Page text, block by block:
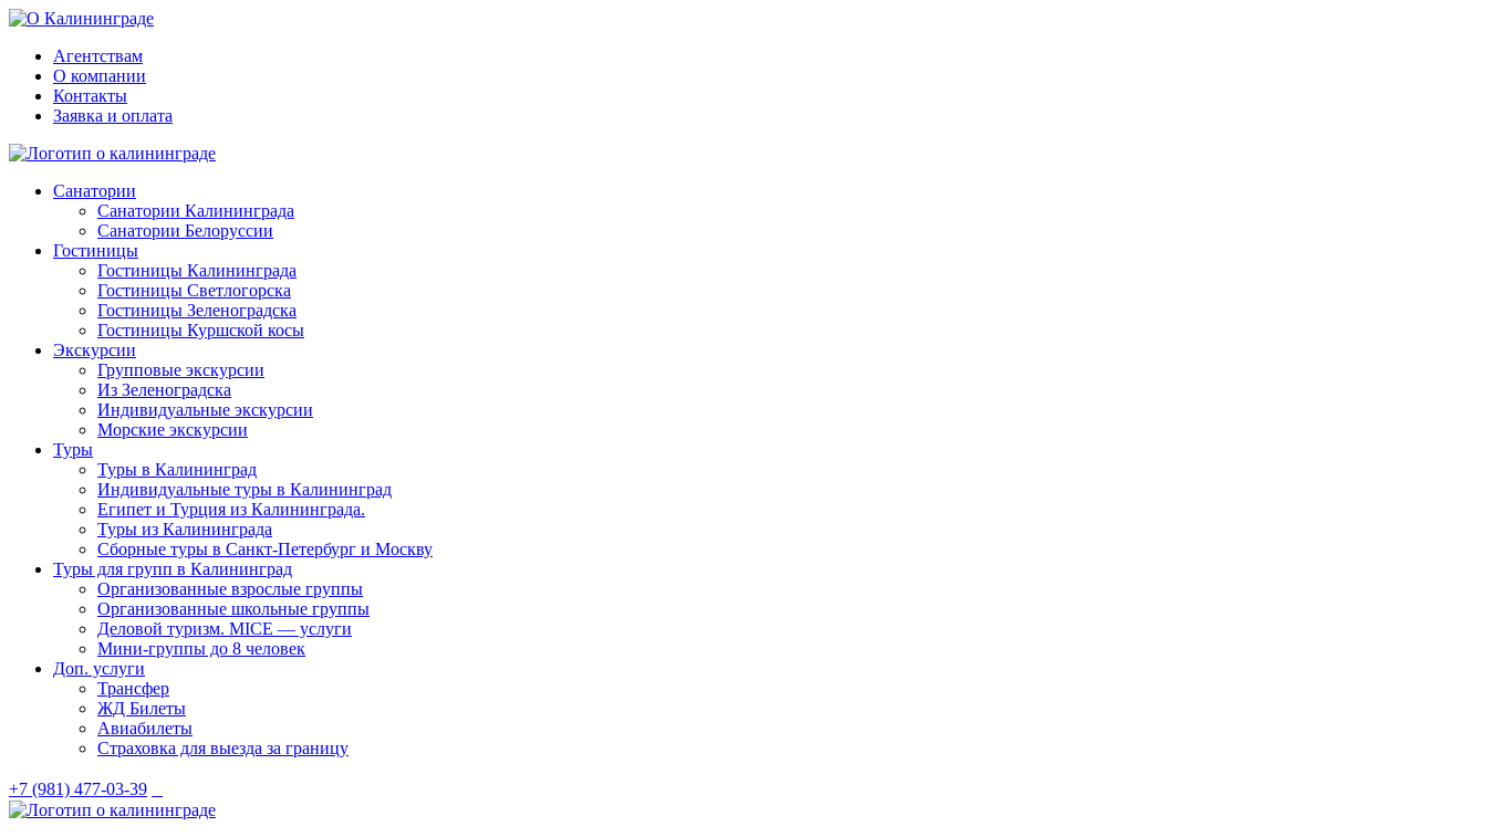
Агентствам
О компании
Контакты
Заявка и оплата
Санатории
Санатории Калининграда
Санатории Белоруссии
Гостиницы
Гостиницы Калининграда
Гостиницы Светлогорска
Гостиницы Зеленоградска
Гостиницы Куршской косы
Экскурсии
Групповые экскурсии
Из Зеленоградска
Индивидуальные экскурсии
Морские экскурсии
Туры
Туры в Калининград
Индивидуальные туры в Калининград
Египет и Турция из Калининграда.
Туры из Калининграда
Сборные туры в Санкт-Петербург и Москву
Туры для групп в Калининград
Организованные взрослые группы
Организованные школьные группы
Деловой туризм. MICE — услуги
Мини-группы до 8 человек
Доп. услуги
Трансфер
ЖД Билеты
Авиабилеты
Страховка для выезда за границу
+7 (981) 477-03-39